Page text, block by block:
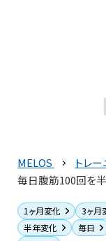
MELOS
トレ
毎日腹筋100回を
1ヶ月変化 3ヶ月
半年変化
毎日